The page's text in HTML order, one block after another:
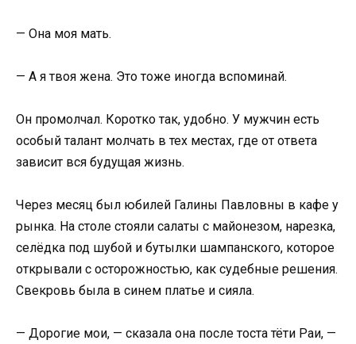
— Она моя мать.
— А я твоя жена. Это тоже иногда вспоминай.
Он промолчал. Коротко так, удобно. У мужчин есть
особый талант молчать в тех местах, где от ответа
зависит вся будущая жизнь.
Через месяц был юбилей Галины Павловны в кафе у
рынка. На столе стояли салаты с майонезом, нарезка,
селёдка под шубой и бутылки шампанского, которое
открывали с осторожностью, как судебные решения.
Свекровь была в синем платье и сияла.
— Дорогие мои, — сказала она после тоста тёти Раи, —